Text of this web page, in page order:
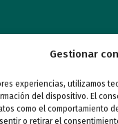
Gestionar
experiencias, utilizamos
del dispositivo. El
como el comportamiento
o retirar el